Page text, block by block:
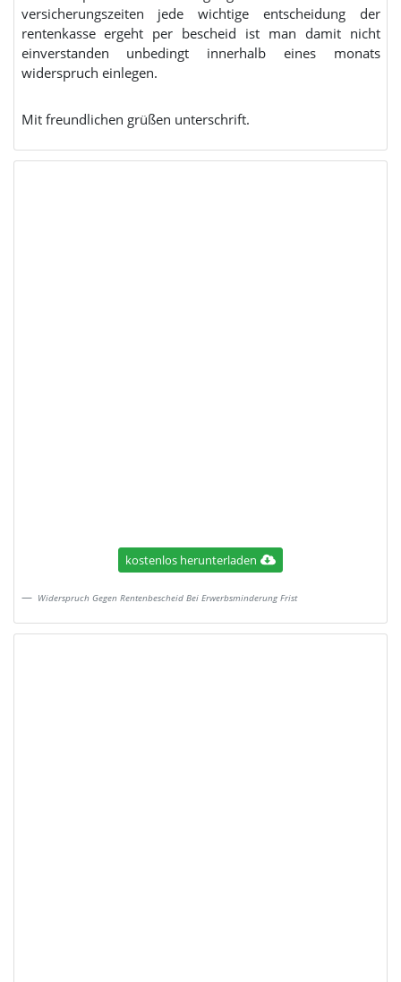
versicherungszeiten jede wichtige entscheidung der
rentenkasse ergeht per bescheid ist man damit nicht
einverstanden unbedingt innerhalb eines monats
widerspruch einlegen.
Mit freundlichen grüßen unterschrift.
kostenlos herunterladen
Widerspruch Gegen Rentenbescheid Bei Erwerbsminderung Frist